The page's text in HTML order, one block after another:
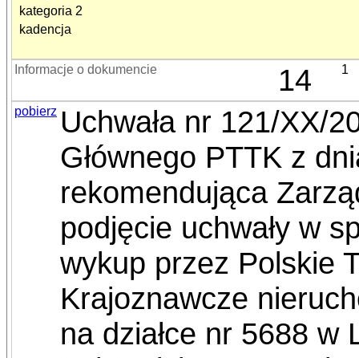
kategoria 2
kadencja
Informacje o dokumencie 14 1
pobierz Uchwała nr 121/XX/
Głównego PTTK z
rekomendująca
podjęcie uchwały w
wykup przez Polskie
Krajoznawcze
na działce nr 5688 w